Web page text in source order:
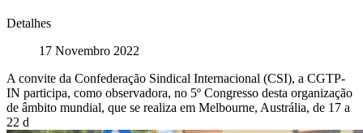
Detalhes
17 Novembro 2022
A convite da Confederação Sindical Internacional (CSI), a CGTP-
IN participa, como observadora, no 5º Congresso desta organização
de âmbito mundial, que se realiza em Melbourne, Austrália, de 17 a
22 d